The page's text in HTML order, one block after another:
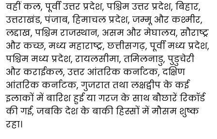
वहीं कल, पूर्वी उत्तर प्रदेश, पश्चिम उत्तर प्रदेश, बिहार,
उत्तराखंड, पंजाब, हिमाचल प्रदेश, जम्मू और कश्मीर,
लद्दाख, पश्चिम राजस्थान, असम और मेघालय, सौराष्ट्र
और कच्छ, मध्य महाराष्ट्र, छत्तीसगढ़, पूर्वी मध्य प्रदेश,
पश्चिम मध्य प्रदेश, रायलसीमा, तमिलनाडु, पुडुचेरी
और कराईकल, उत्तर आंतरिक कर्नाटक, दक्षिण
आंतरिक कर्नाटक, गुजरात तथा लक्षद्वीप के कई
इलाकों में बारिश हुई या गरज के साथ बौछारें रिकॉर्ड
की गई, जबकि देश के बाकी हिस्सों में मौसम शुष्क
रहा।